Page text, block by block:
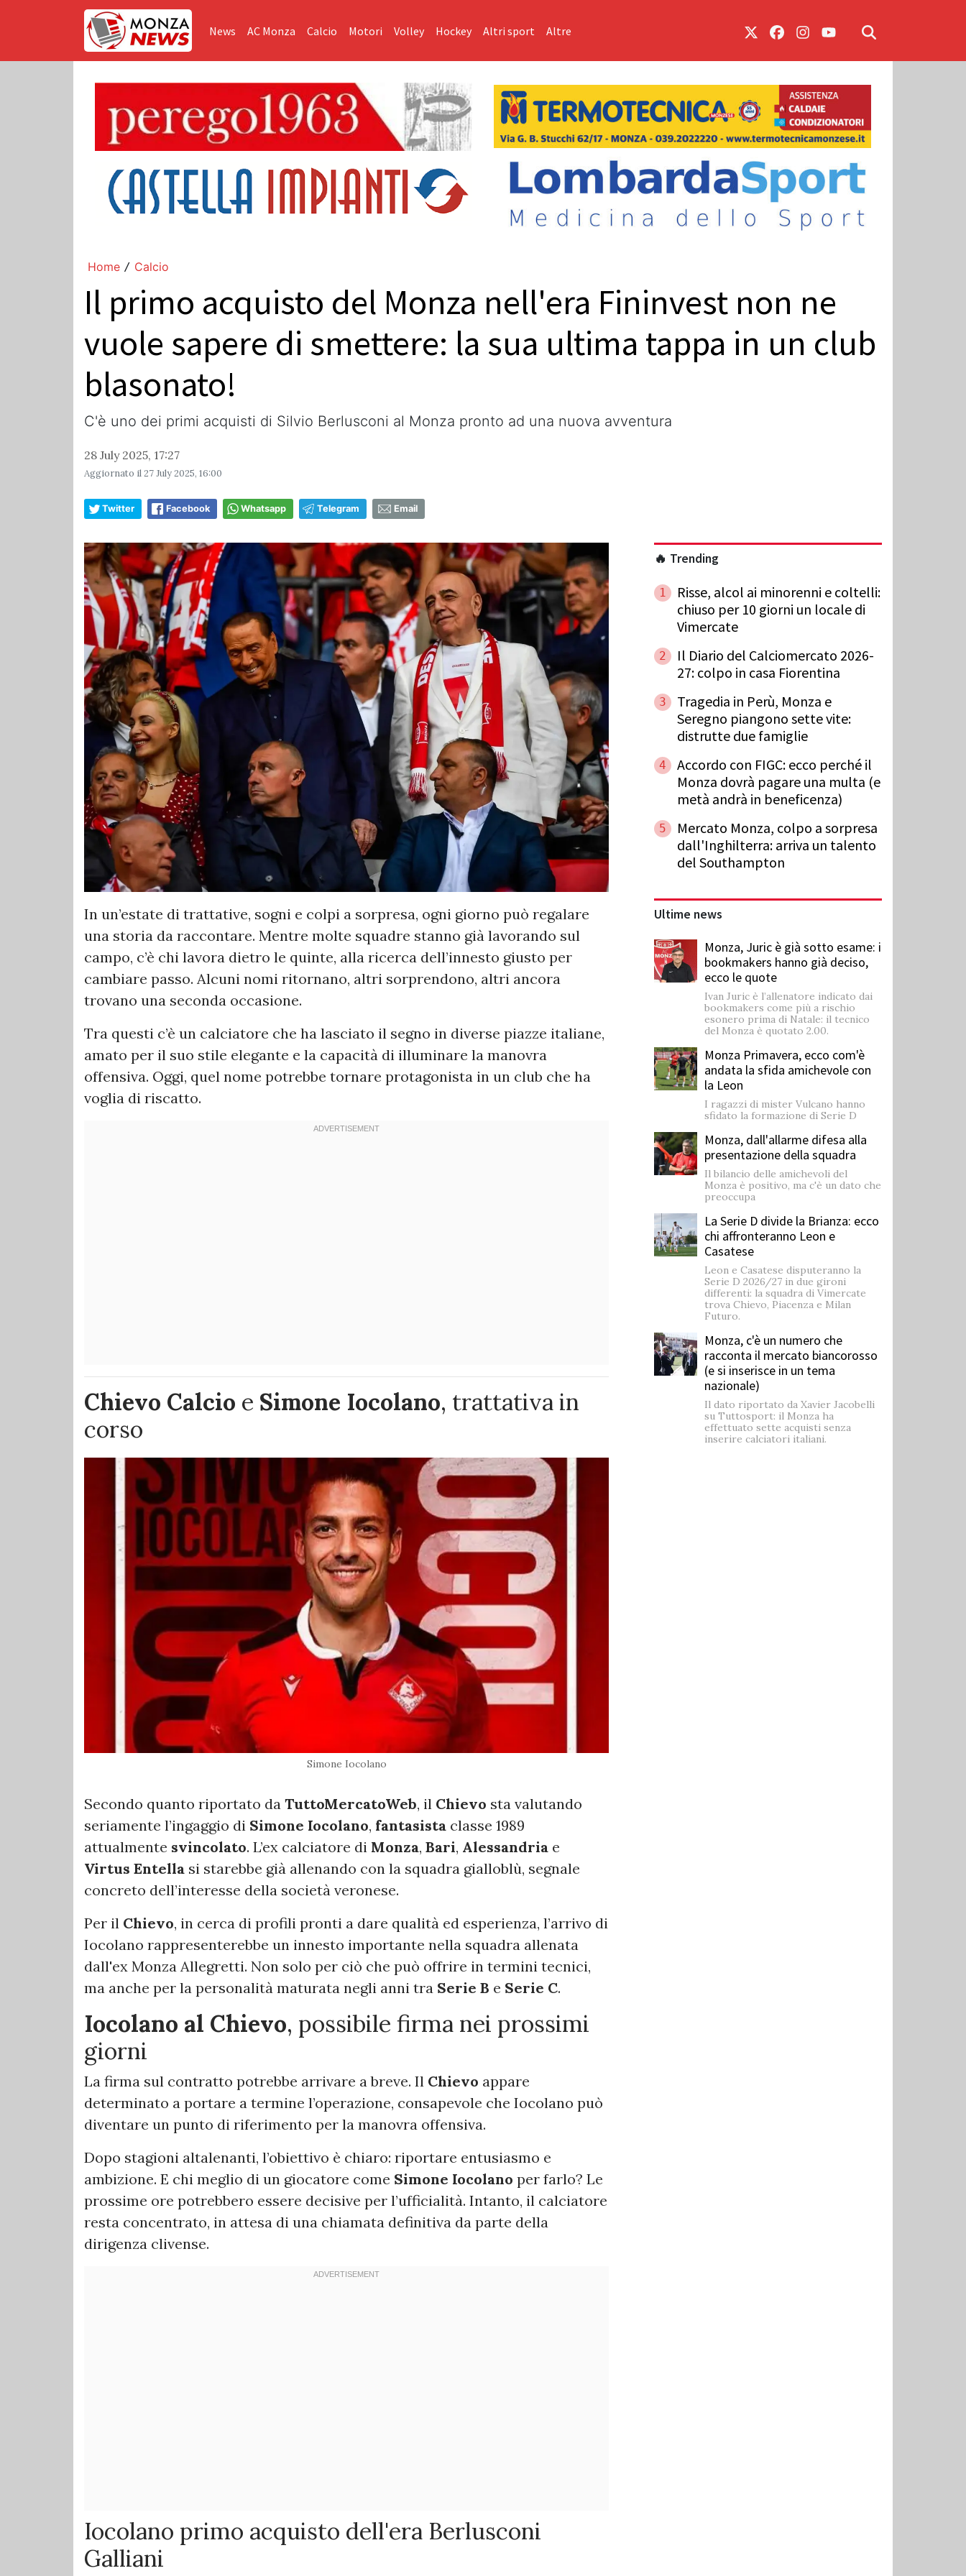
News AC Monza Calcio Motori Volley Hockey Altri sport Altre
Home / Calcio
Il primo acquisto del Monza nell'era Fininvest non ne
vuole sapere di smettere: la sua ultima tappa in un club
blasonato!
C'è uno dei primi acquisti di Silvio Berlusconi al Monza pronto ad una nuova avventura
28 July 2025, 17:27
Aggiornato il27 July 2025, 16:00
Twitter Facebook Whatsapp Telegram Email
In un’estate di trattative, sogni e colpi a sorpresa, ogni giorno può regalare
una storia da raccontare. Mentre molte squadre stanno già lavorando sul
campo, c’è chi lavora dietro le quinte, alla ricerca dell’innesto giusto per
cambiare passo. Alcuni nomi ritornano, altri sorprendono, altri ancora
trovano una seconda occasione.
Tra questi c’è un calciatore che ha lasciato il segno in diverse piazze italiane,
amato per il suo stile elegante e la capacità di illuminare la manovra
offensiva. Oggi, quel nome potrebbe tornare protagonista in un club che ha
voglia di riscatto.
Chievo Calcio e Simone Iocolano, trattativa in
corso
Simone Iocolano
Secondo quanto riportato da TuttoMercatoWeb, il Chievo sta valutando
seriamente l’ingaggio di Simone Iocolano, fantasista classe 1989
attualmente svincolato. L’ex calciatore di Monza, Bari, Alessandria e
Virtus Entella si starebbe già allenando con la squadra gialloblù, segnale
concreto dell’interesse della società veronese.
Per il Chievo, in cerca di profili pronti a dare qualità ed esperienza, l’arrivo di
Iocolano rappresenterebbe un innesto importante nella squadra allenata
dall'ex Monza Allegretti. Non solo per ciò che può offrire in termini tecnici,
ma anche per la personalità maturata negli anni tra Serie B e Serie C.
Iocolano al Chievo, possibile firma nei prossimi
giorni
La firma sul contratto potrebbe arrivare a breve. Il Chievo appare
determinato a portare a termine l’operazione, consapevole che Iocolano può
diventare un punto di riferimento per la manovra offensiva.
Dopo stagioni altalenanti, l’obiettivo è chiaro: riportare entusiasmo e
ambizione. E chi meglio di un giocatore come Simone Iocolano per farlo? Le
prossime ore potrebbero essere decisive per l’ufficialità. Intanto, il calciatore
resta concentrato, in attesa di una chiamata definitiva da parte della
dirigenza clivense.
Iocolano primo acquisto dell'era Berlusconi
Galliani
🔥 Trending
1
Risse, alcol ai minorenni e coltelli:
chiuso per 10 giorni un locale di
Vimercate
2
Il Diario del Calciomercato 2026-
27: colpo in casa Fiorentina
3
Tragedia in Perù, Monza e
Seregno piangono sette vite:
distrutte due famiglie
4
Accordo con FIGC: ecco perché il
Monza dovrà pagare una multa (e
metà andrà in beneficenza)
5
Mercato Monza, colpo a sorpresa
dall'Inghilterra: arriva un talento
del Southampton
Ultime news
Monza, Juric è già sotto esame: i
bookmakers hanno già deciso,
ecco le quote
Ivan Juric è l’allenatore indicato dai
bookmakers come più a rischio
esonero prima di Natale: il tecnico
del Monza è quotato 2.00.
Monza Primavera, ecco com'è
andata la sfida amichevole con
la Leon
I ragazzi di mister Vulcano hanno
sfidato la formazione di Serie D
Monza, dall'allarme difesa alla
presentazione della squadra
Il bilancio delle amichevoli del
Monza è positivo, ma c'è un dato che
preoccupa
La Serie D divide la Brianza: ecco
chi affronteranno Leon e
Casatese
Leon e Casatese disputeranno la
Serie D 2026/27 in due gironi
differenti: la squadra di Vimercate
trova Chievo, Piacenza e Milan
Futuro.
Monza, c'è un numero che
racconta il mercato biancorosso
(e si inserisce in un tema
nazionale)
Il dato riportato da Xavier Jacobelli
su Tuttosport: il Monza ha
effettuato sette acquisti senza
inserire calciatori italiani.